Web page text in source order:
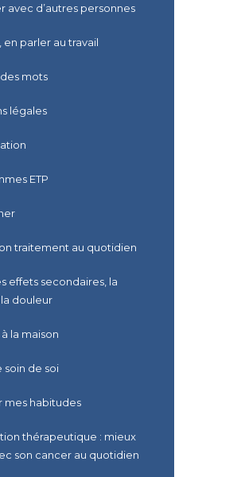
avec d’autres personnes
en parler au travail
mots
légales
ETP
traitement au quotidien
effets secondaires, la
douleur
la maison
soin de soi
mes habitudes
thérapeutique : mieux
son cancer au quotidien